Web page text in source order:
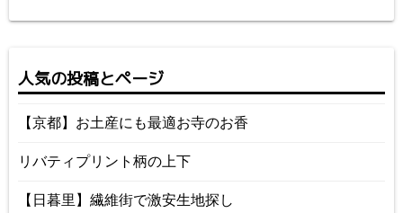
人気の投稿とページ
【京都】お土産にも最適お寺のお香
リバティプリント柄の上下
【日暮里】繊維街で激安生地探し